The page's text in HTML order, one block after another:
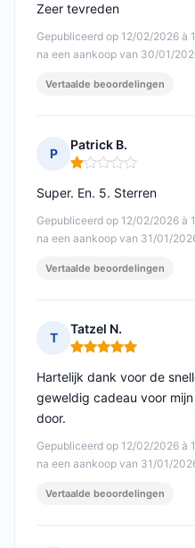
Gepubliceerd op 12/02/2026 à
na een aankoop van 30/01/
Zeer tevreden
Vertaalde beoordelingen
P
Patrick B.
Opmerking: 1 van 5
Gepubliceerd op 12/02/2026 à
na een aankoop van 31/01/
Super. En. 5. Sterren
Vertaalde beoordelingen
T
Tatzel N.
Opmerking: 5 van 5
Gepubliceerd op 12/02/2026 à
na een aankoop van 31/01/
Hartelijk dank voor de
geweldig cadeau voor
door.
Vertaalde beoordelingen